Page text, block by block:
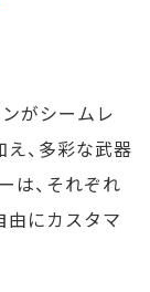
がシームレ
え、多彩な武器
は、それぞれ
由にカスタマ